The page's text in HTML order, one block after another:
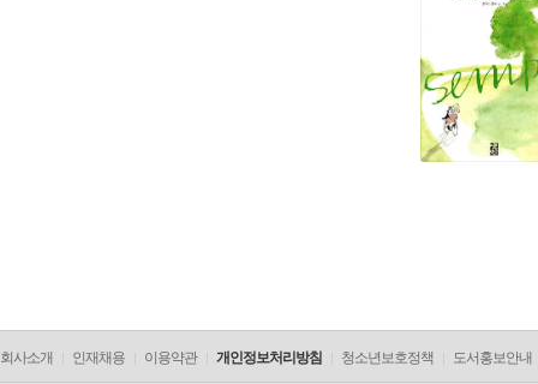
회사소개 인재채용 이용약관 개인정보처리방침 청소년보호정책 도서홍보안내